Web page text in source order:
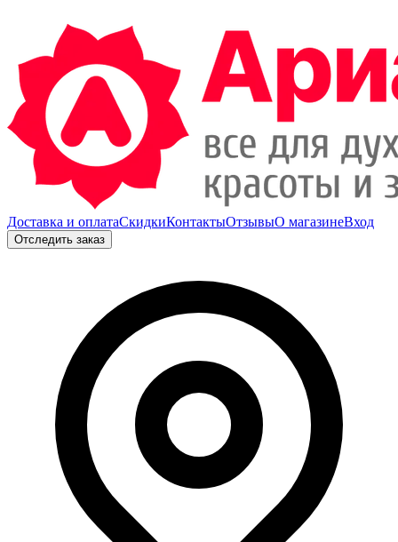
Доставка и оплатаСкидкиКонтактыОтзывыО магазинеВход
Отследить заказ